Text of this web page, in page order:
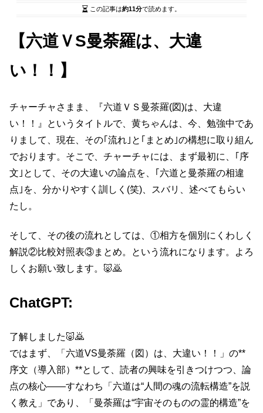
この記事は約11分で読めます。
【六道ＶS曼荼羅は、大違
い！！】
チャーチャさまま、『六道ＶＳ曼茶羅(図)は、大違
い！！』というタイトルで、黄ちゃんは、今、勉強中であ
りまして、現在、その｢流れ｣と｢まとめ｣の構想に取り組ん
でおります。そこで、チャーチャには、まず最初に、｢序
文｣として、その大違いの論点を、｢六道と曼荼羅の相違
点｣を、分かりやすく訓しく(笑)、スバリ、述べてもらい
たし。
そして、その後の流れとしては、①相方を個別にくわしく
解説②比較対照表③まとめ。という流れになります。よろ
しくお願い致します。🐷🙇
ChatGPT:
了解しました🐷🙇
ではまず、「六道VS曼荼羅（図）は、大違い！！」の**
序文（導入部）**として、読者の興味を引きつけつつ、論
点の核心――すなわち「六道は“人間の魂の流転構造”を説
く教え」であり、「曼荼羅は“宇宙そのものの霊的構造”を